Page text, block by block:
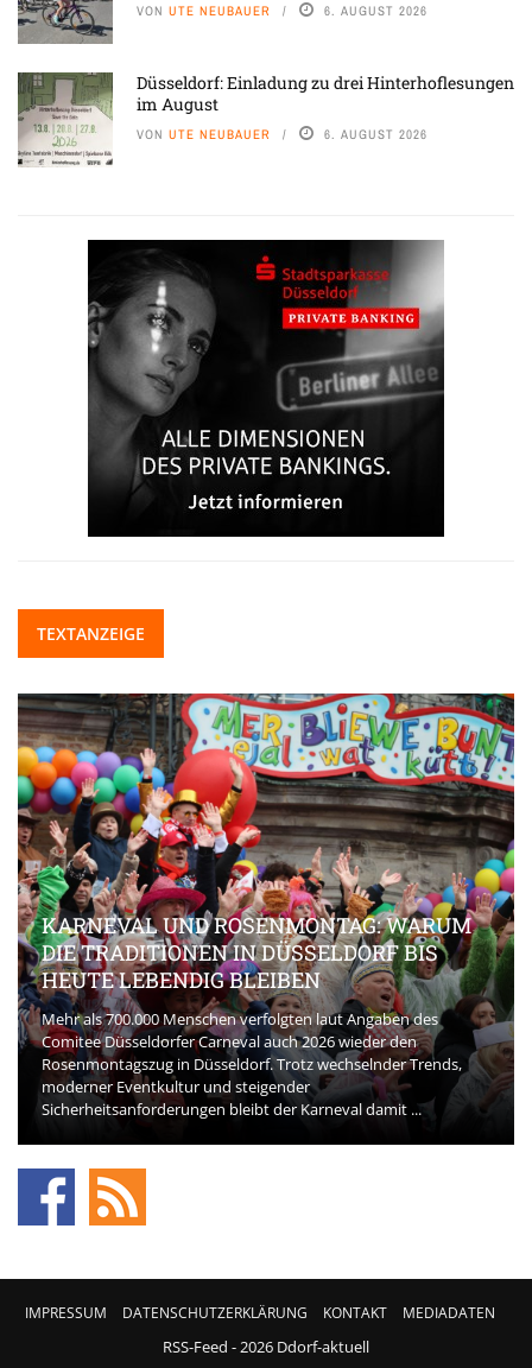
VON UTE NEUBAUER 6. AUGUST 2026
Düsseldorf: Einladung zu drei Hinterhoflesungen
im August
VON UTE NEUBAUER 6. AUGUST 2026
TEXTANZEIGE
KARNEVAL UND ROSENMONTAG: WARUM
DIE TRADITIONEN IN DÜSSELDORF BIS
HEUTE LEBENDIG BLEIBEN
Mehr als 700.000 Menschen verfolgten laut Angaben des
Comitee Düsseldorfer Carneval auch 2026 wieder den
Rosenmontagszug in Düsseldorf. Trotz wechselnder Trends,
moderner Eventkultur und steigender
Sicherheitsanforderungen bleibt der Karneval damit ...
IMPRESSUM DATENSCHUTZERKLÄRUNG KONTAKT MEDIADATEN
RSS-Feed - 2026 Ddorf-aktuell